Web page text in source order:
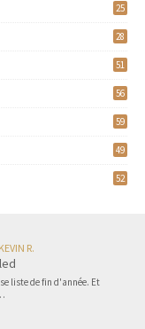
25
28
51
56
59
49
52
R.
liste de fin d'année. Et